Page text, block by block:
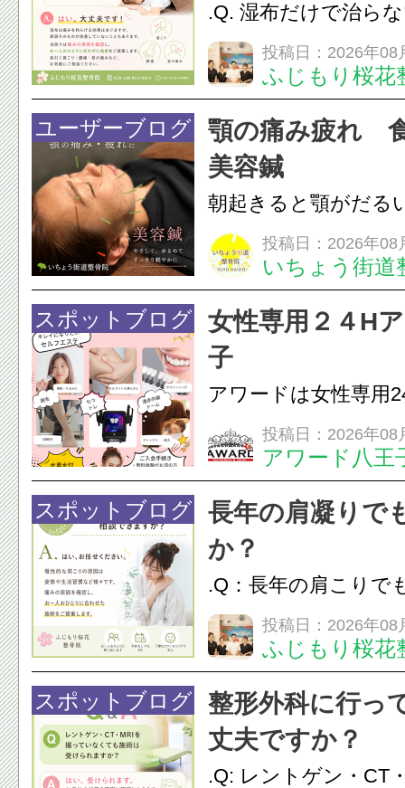
.Q. 湿布だけで治ら
らえますか？A. はい
湿布は痛みを和らげ
すが、原因そのもの
いこともあります。
原因を確認し、お一
投稿日：2026年08
ふじもり桜花
ユーザーブログ
顎の痛み疲れ
美容鍼
朝起きると顎がだる
ありませんか？無意
は、顎の痛みや疲れ
フェイスラインの張
のこわばり・頭痛や
ながることがありま
投稿日：2026年08
いちょう街道
スポットブログ
女性専用２４H
子
アワードは女性専用
フエステを 思いっ
開催中
投稿日：2026年08
アワード八王
24時間ジム&
脱毛
スポットブログ
長年の肩凝りで
か？
.Q：長年の肩こりで
か？A：はい、お任
性的な肩こりの原因
慣など様々です。痛
し、お一人おひとり
をご提案します。.#
投稿日：2026年08
ふじもり桜花
スポットブログ
整形外科に行っ
丈夫ですか？
.Q: レントゲン・CT